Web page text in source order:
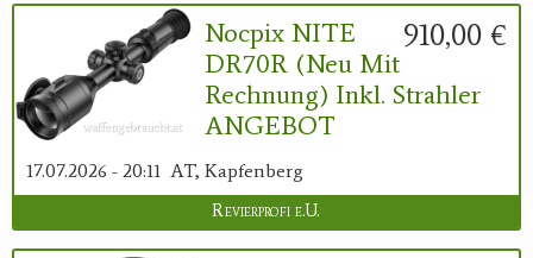
910,00 €
Nocpix NITE
DR70R (neu Mit
Rechnung) Inkl. Strahler
ANGEBOT
17.07.2026 - 20:11 AT, Kapfenberg
Revierprofi e.U.